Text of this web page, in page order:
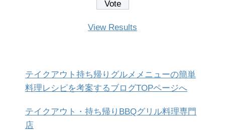
View Results
テイクアウト持ち帰りグルメメニューの簡単
料理レシピを考案するブログTOPページへ
テイクアウト・持ち帰りBBQグリル料理専門
店